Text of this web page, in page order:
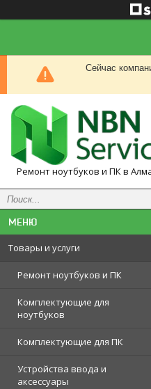
Сейчас
Ремонт ноутбуков и ПК в
Товары и услуги
Ремонт ноутбуков и ПК
Комплектующие для
ноутбуков
Комплектующие для ПК
Устройства ввода и
аксессуары